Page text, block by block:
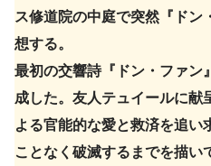
ス修道院の中庭で突然『ドン
想する。
最初の交響詩『ドン・ファン
成した。友人テュイールに献
よる官能的な愛と救済を追い
ことなく破滅するまでを描い